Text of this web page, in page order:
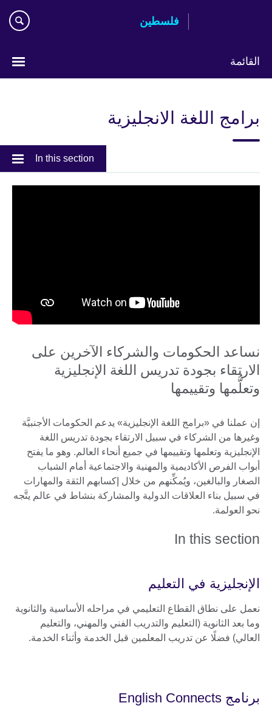
فلسطين
القائمة
language
برامج اللغة الانجليزية
In this section
نساعد الحكومات والشركاء الآخرين على
الارتقاء بجودة تدريس اللغة الإنجليزية
وتعلُّمها وتقييمها
إن عملنا في «برامج اللغة الإنجليزية» يدعم الحكومات الأجنبيَّة
وغيرها من الشركاء في سبيل الارتقاء بجودة تدريس اللغة
الإنجليزية وتعلمها وتقييمها في جميع أنحاء العالم. وهو ما يفتح
أبواب الفرص الأكاديمية والمهنية والاجتماعية أمام الشباب
الصغار والبالغين، ويُمكِّنهم من خلال إكسابهم الثقة والمهارات
في سبيل بناء العلاقات الدولية والمشاركة بنشاط في عالم يتَّجه
نحو العولمة.
In this section
الإنجليزية في التعليم
نعمل على نطاق القطاع التعليمي في مراحله الأساسية والثانوية
وما بعد الثانوية (التعليم والتدريب الفني والمهني، والتعليم
العالي) فضلًا عن تدريب المعلمين قبل الخدمة وأثناء الخدمة.
برنامج English Connects